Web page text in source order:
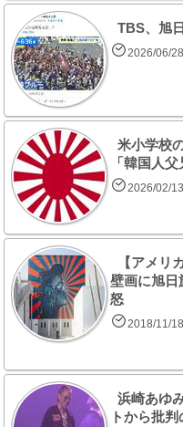
TBS、旭
2026/06/
米小学校
「韓国人父
2026/02/
【アメリ
壁画に旭日
怒
2018/11/
浜崎あゆ
トから批